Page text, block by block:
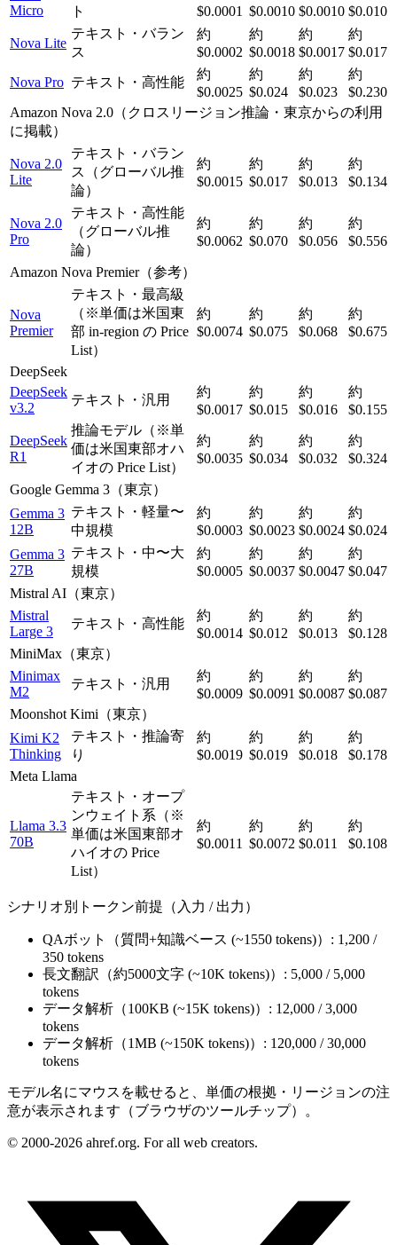
Micro
ト
$0.0001 $0.0010 $0.0010 $0.010
Nova Lite
テキスト・バラン
ス
約
$0.0002
約
$0.0018
約
$0.0017
約
$0.017
Nova Pro テキスト・高性能
約
$0.0025
約
$0.024
約
$0.023
約
$0.230
Amazon Nova 2.0（クロスリージョン推論・東京からの利用
に掲載）
Nova 2.0
Lite
テキスト・バラン
ス（グローバル推
論）
約
$0.0015
約
$0.017
約
$0.013
約
$0.134
Nova 2.0
Pro
テキスト・高性能
（グローバル推
論）
約
$0.0062
約
$0.070
約
$0.056
約
$0.556
Amazon Nova Premier（参考）
Nova
Premier
テキスト・最高級
（※単価は米国東
部 in-region の Price
List）
約
$0.0074
約
$0.075
約
$0.068
約
$0.675
DeepSeek
DeepSeek
v3.2
テキスト・汎用
約
$0.0017
約
$0.015
約
$0.016
約
$0.155
DeepSeek
R1
推論モデル（※単
価は米国東部オハ
イオの Price List）
約
$0.0035
約
$0.034
約
$0.032
約
$0.324
Google Gemma 3（東京）
Gemma 3
12B
テキスト・軽量〜
中規模
約
$0.0003
約
$0.0023
約
$0.0024
約
$0.024
Gemma 3
27B
テキスト・中〜大
規模
約
$0.0005
約
$0.0037
約
$0.0047
約
$0.047
Mistral AI（東京）
Mistral
Large 3
テキスト・高性能
約
$0.0014
約
$0.012
約
$0.013
約
$0.128
MiniMax（東京）
Minimax
M2
テキスト・汎用
約
$0.0009
約
$0.0091
約
$0.0087
約
$0.087
Moonshot Kimi（東京）
Kimi K2
Thinking
テキスト・推論寄
り
約
$0.0019
約
$0.019
約
$0.018
約
$0.178
Meta Llama
Llama 3.3
70B
テキスト・オープ
ンウェイト系（※
単価は米国東部オ
ハイオの Price
List）
約
$0.0011
約
$0.0072
約
$0.011
約
$0.108
シナリオ別トークン前提（入力 / 出力）
QAボット （質問+知識ベース (~1550 tokens)）: 1,200 /
350 tokens
長文翻訳
（約5000文字 (~10K tokens)）: 5,000 / 5,000
tokens
データ解析 （100KB (~15K tokens)）: 12,000 / 3,000
tokens
データ解析 （1MB (~150K tokens)）: 120,000 / 30,000
tokens
モデル名にマウスを載せると、単価の根拠・リージョンの注
意が表示されます（ブラウザのツールチップ）。
© 2000-2026 ahref.org. For all web creators.